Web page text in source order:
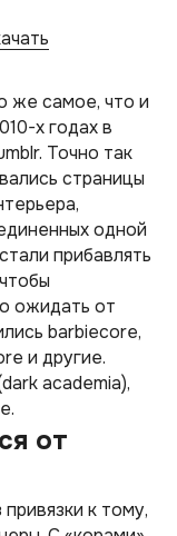
же самое, что и
х годах в
Точно так
страницы
одной
прибавлять
ожидать от
barbiecore,
и другие.
academia),
от
к тому,